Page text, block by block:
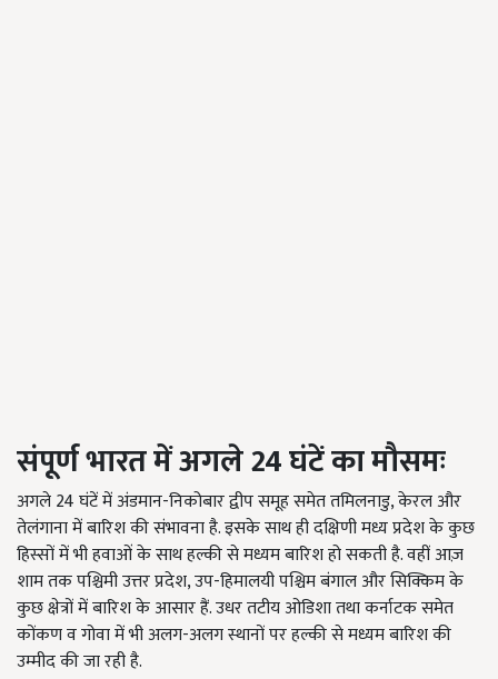
संपूर्णभारतमेंअगले 24घंटेंकामौसमः
अगले 24 घंटें में अंडमान-निकोबार द्वीप समूह समेत तमिलनाडु, केरल और
तेलंगाना में बारिश की संभावना है. इसके साथ ही दक्षिणी मध्य प्रदेश के कुछ
हिस्सों में भी हवाओं के साथ हल्की से मध्यम बारिश हो सकती है. वहीं आज़
शाम तक पश्चिमी उत्तर प्रदेश, उप-हिमालयी पश्चिम बंगाल और सिक्किम के
कुछ क्षेत्रों में बारिश के आसार हैं. उधर तटीय ओडिशा तथा कर्नाटक समेत
कोंकण व गोवा में भी अलग-अलग स्थानों पर हल्की से मध्यम बारिश की
उम्मीद की जा रही है.